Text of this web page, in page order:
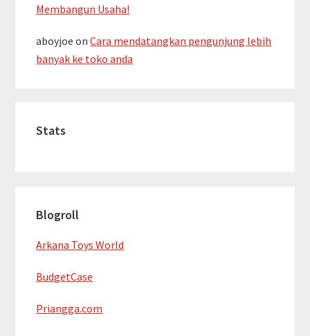
Membangun Usaha!
aboyjoe onCara mendatangkan pengunjung lebih
banyak ke toko anda
Stats
Blogroll
Arkana Toys World
BudgetCase
Priangga.com